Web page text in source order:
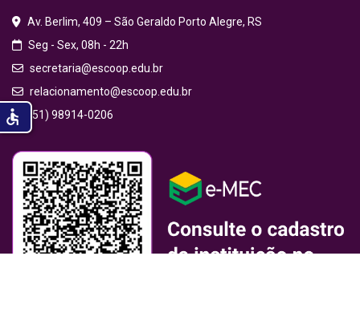
Av. Berlim, 409 – São Geraldo Porto Alegre, RS
Seg - Sex, 08h - 22h
secretaria@escoop.edu.br
relacionamento@escoop.edu.br
(51) 98914-0206
accessible